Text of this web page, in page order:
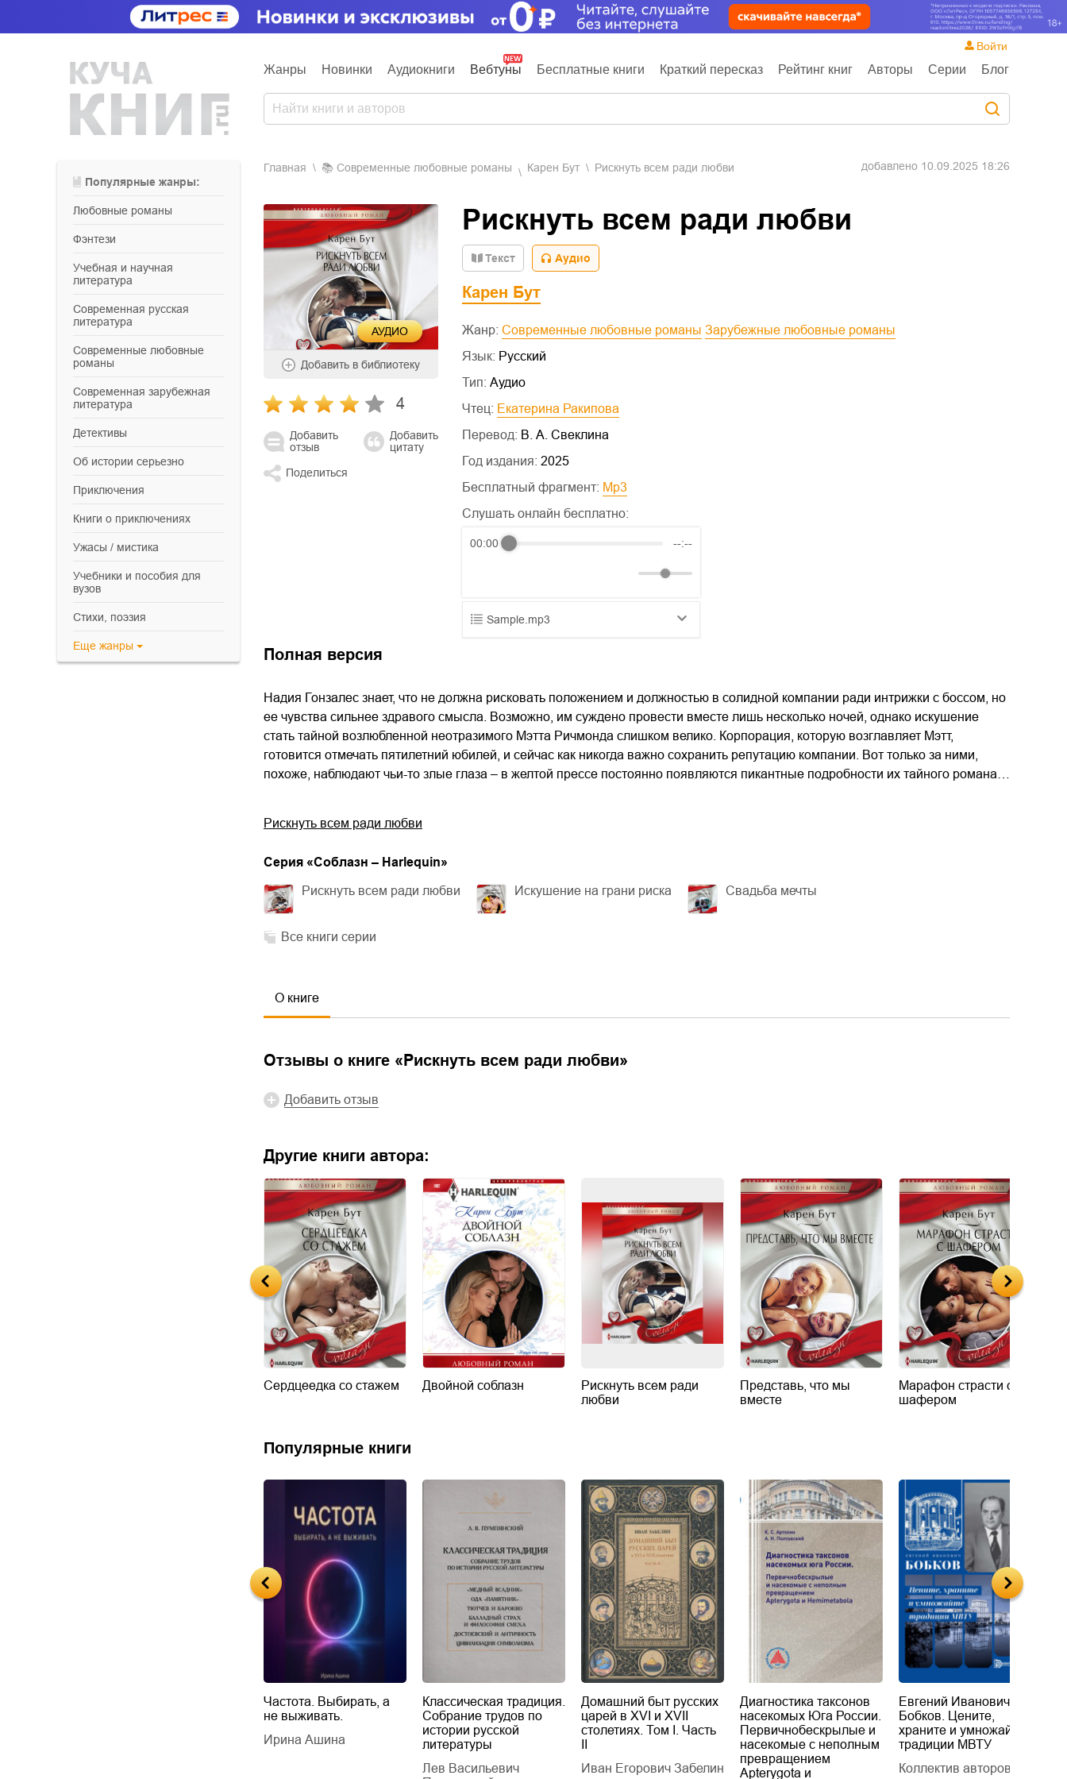
Жанры Новинки Аудиокниги Вебтуны Бесплатные книги Краткий пересказ Рейтинг книг Авторы Серии Блог
Войти
Популярные жанры:
любовные романы
фэнтези
учебная и научная
литература
современная русская
литература
современные любовные
романы
современная зарубежная
литература
детективы
об истории серьезно
приключения
книги о приключениях
ужасы / мистика
учебники и пособия для
вузов
cтихи, поэзия
Еще жанры
Главная 📚 современные любовные романы Карен Бут Рискнуть всем ради любви добавлено 10.09.2025 18:26
АУДИО
Добавить в библиотеку
4
Добавить
отзыв
Добавить
цитату
Поделиться
Рискнуть всем ради любви
Текст Аудио
Карен Бут
Жанр: Современные любовные романы
Зарубежные любовные романы
Язык: Русский
Тип: Аудио
Чтец:
Екатерина Ракипова
Перевод: В. А. Свеклина
Год издания: 2025
Бесплатный фрагмент:
mp3
Слушать онлайн бесплатно:
00:00 --:--
Sample.mp3
03.mp3
Полная версия
Надия Гонзалес знает, что не должна рисковать положением и должностью в солидной компании ради интрижки с боссом, но
ее чувства сильнее здравого смысла. Возможно, им суждено провести вместе лишь несколько ночей, однако искушение
стать тайной возлюбленной неотразимого Мэтта Ричмонда слишком велико. Корпорация, которую возглавляет Мэтт,
готовится отмечать пятилетний юбилей, и сейчас как никогда важно сохранить репутацию компании. Вот только за ними,
похоже, наблюдают чьи-то злые глаза – в желтой прессе постоянно появляются пикантные подробности их тайного романа…
Рискнуть всем ради любви
Cерия «Соблазн – Harlequin»
Рискнуть всем ради любви Искушение на грани риска Свадьба мечты
Все книги серии
О книге
Отзывы о книге « Рискнуть всем ради любви»
Добавить отзыв
Другие книги автора:
Сердцеедка со стажем Двойной соблазн
Рискнуть всем ради
любви
Представь, что мы
вместе
Марафон страсти с
шафером
Популярные книги
Частота. Выбирать, а
не выживать.
Ирина Ашина
Классическая традиция.
Собрание трудов по
истории русской
литературы
Лев Васильевич
Домашний быт русских
царей в XVI и XVII
столетиях. Том I. Часть
Иван Егорович Забелин
Диагностика таксонов
насекомых Юга России.
Первичнобескрылые и
насекомые с неполным
превращением
Apterygota и
Евгений Иванович
Бобков. Цените,
храните и умножайте
традиции МВТУ
Коллектив авторов